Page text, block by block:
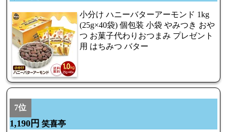
小分け ハニーバターアーモンド 1kg
(25g×40袋) 個包装 小袋 やみつき おや
つ お菓子代わりおつまみ プレゼント
用 はちみつ バター
7位
1,190円 笑喜亭